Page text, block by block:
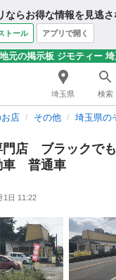
ならお得な情報を見逃さ
トール アプリで開く
地元の掲示板 ジモティー
埼玉県 検索
店 その他 埼玉県の
門店 ブラックで
車 普通車
1日 11:22